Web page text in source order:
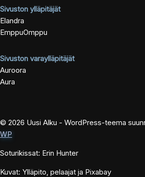
Sivuston ylläpitäjät
Elandra
EmppuOmppu
Sivuston varaylläpitäjät
Auroora
Aura
© 2026 Uusi Alku - WordPress-teema
WP
Soturikissat: Erin Hunter
Kuvat: Ylläpito, pelaajat ja Pixabay